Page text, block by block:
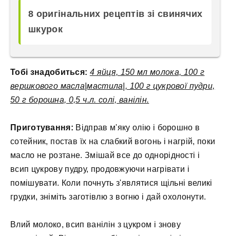
8 оригінальних рецептів зі свинячих
шкурок
Тобі знадобиться: 4 яйця, 150 мл молока, 100 г
вершкового масла|мастила|, 100 г цукрової пудри,
50 г борошна, 0,5 ч.л. солі, ванілін.
Приготування: Відправ м'яку олію і борошно в
сотейник, постав їх на слабкий вогонь і нагрій, поки
масло не розтане. Змішай все до однорідності і
всип цукрову пудру, продовжуючи нагрівати і
помішувати. Коли почнуть з'являтися щільні великі
грудки, зніміть заготівлю з вогню і дай охолонути.
Влий молоко, всип ванілін з цукром і знову